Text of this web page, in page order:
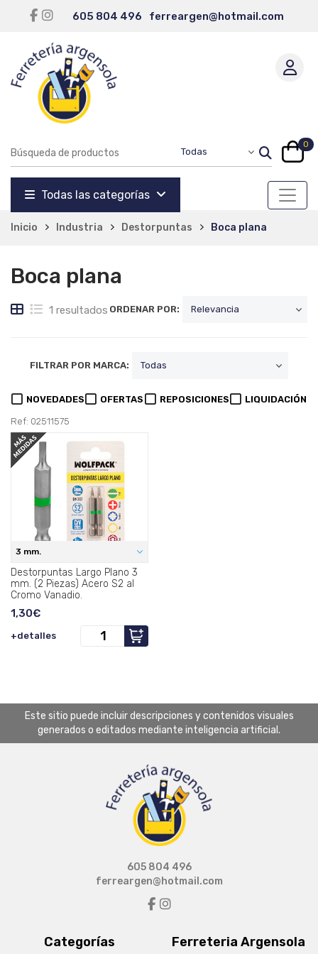
605 804 496 ferreargen@hotmail.com
0
Todas las categorías
Inicio Industria Destorpuntas Boca plana
Boca plana
1 resultados ORDENAR POR:
FILTRAR POR MARCA:
NOVEDADES OFERTAS REPOSICIONES LIQUIDACIÓN
Ref: 02511575
3 mm.
Destorpuntas Largo Plano 3
mm. (2 Piezas) Acero S2 al
Cromo Vanadio.
1,30€
+detalles
Este sitio puede incluir descripciones y contenidos visuales
generados o editados mediante inteligencia artificial.
Categorías Ferreteria Argensola
605 804 496
ferreargen@hotmail.com